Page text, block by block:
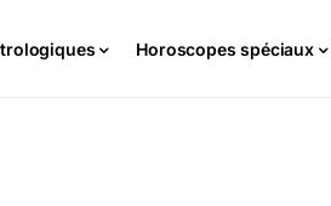
Horoscopes spéciaux